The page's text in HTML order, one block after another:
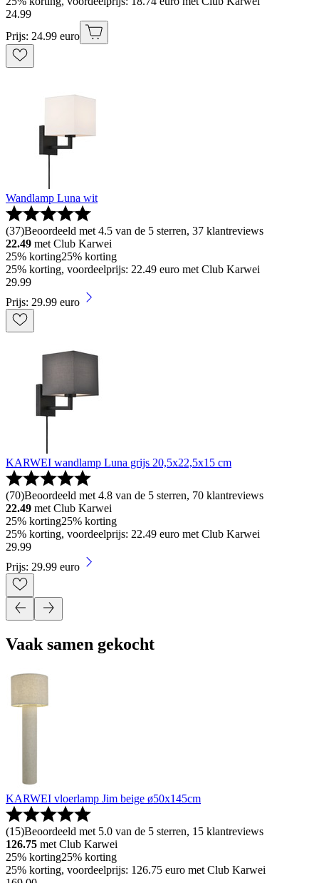
24.99
Prijs: 24.99 euro
Wandlamp Luna wit
(37)Beoordeeld met 4.5 van de 5 sterren, 37 klantreviews
22.49 met Club Karwei
25% korting25% korting
25% korting, voordeelprijs: 22.49 euro met Club Karwei
29.99
Prijs: 29.99 euro
KARWEI wandlamp Luna grijs 20,5x22,5x15 cm
(70)Beoordeeld met 4.8 van de 5 sterren, 70 klantreviews
22.49 met Club Karwei
25% korting25% korting
25% korting, voordeelprijs: 22.49 euro met Club Karwei
29.99
Prijs: 29.99 euro
Vaak samen gekocht
KARWEI vloerlamp Jim beige ø50x145cm
(15)Beoordeeld met 5.0 van de 5 sterren, 15 klantreviews
126.75 met Club Karwei
25% korting25% korting
25% korting, voordeelprijs: 126.75 euro met Club Karwei